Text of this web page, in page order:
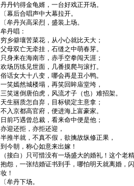
丹丹钓得金龟婿，一台好戏正开场。
〔幕后合唱声中大幕拉开。
〔牟丹兴高采烈，盛装上场。
牟丹唱：
穷乡僻壤苦菜花，从小心就比天大；
父母双亡无牵挂，石缝之中萌春芽。
只身来在海南市，赤手空拳闯天涯；
欢场历练见世面，几番摸爬与滚打。
俗话女大十八变，哪会再是丑小鸭。
一笑嫣然城楼塌，再笑回眸庙堂垮，
三笑迷倒唐伯虎，风流才子（也）难招架。
天生丽质怎自弃，目标锁定主意拿；
不入京都高官府，便进海上富豪家。
日前巧遇曾总裁，看来命中便是他；
亦迎还拒，亦拒还迎，
半推半就，不真不假，欲擒故纵修正果，
到今朝，称心如意来出嫁！
（接白）只可惜没有一场盛大的婚礼！这个
抱怨，一张结婚证书到手，哪怕明天就离婚，
妆！
〔牟丹下场。